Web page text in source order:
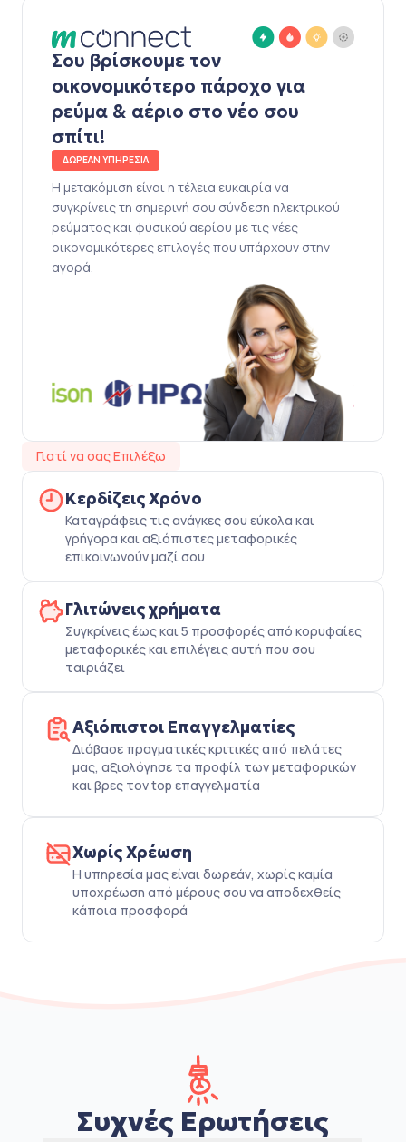
Σου βρίσκουμε τον
οικονομικότερο πάροχο για
ρεύμα & αέριο στο νέο σου
σπίτι!
ΔΩΡΕΑΝ ΥΠΗΡΕΣΙΑ
Η μετακόμιση είναι η τέλεια ευκαιρία να
συγκρίνεις τη σημερινή σου σύνδεση ηλεκτρικού
ρεύματος και φυσικού αερίου με τις νέες
οικονομικότερες επιλογές που υπάρχουν στην
αγορά.
Γιατί να σας Επιλέξω
Κερδίζεις Χρόνο
Καταγράφεις τις ανάγκες σου εύκολα και
γρήγορα και αξιόπιστες μεταφορικές
επικοινωνούν μαζί σου
Γλιτώνεις χρήματα
Συγκρίνεις έως και 5 προσφορές από κορυφαίες
μεταφορικές και επιλέγεις αυτή που σου
ταιριάζει
Αξιόπιστοι Επαγγελματίες
Διάβασε πραγματικές κριτικές από πελάτες
μας, αξιολόγησε τα προφίλ των μεταφορικών
και βρες τον top επαγγελματία
Χωρίς Χρέωση
Η υπηρεσία μας είναι δωρεάν, χωρίς καμία
υποχρέωση από μέρους σου να αποδεχθείς
κάποια προσφορά
Συχνές Ερωτήσεις